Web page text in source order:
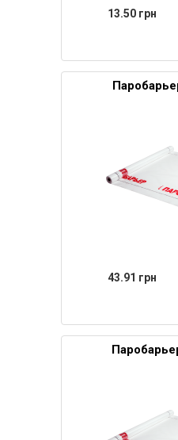
13.50 грн
43.91 грн